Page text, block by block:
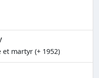
martyr (+ 1952)